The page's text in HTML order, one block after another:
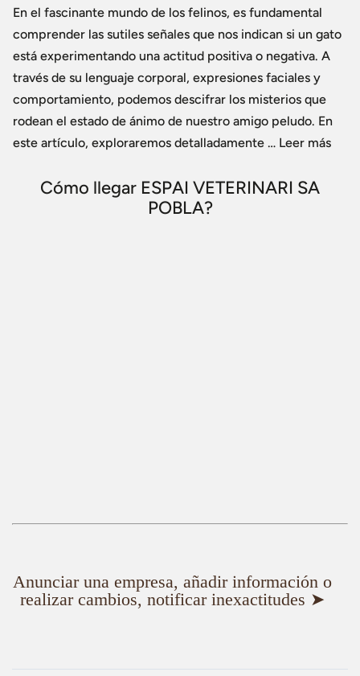
En el fascinante mundo de los felinos, es fundamental
comprender las sutiles señales que nos indican si un gato
está experimentando una actitud positiva o negativa. A
través de su lenguaje corporal, expresiones faciales y
comportamiento, podemos descifrar los misterios que
rodean el estado de ánimo de nuestro amigo peludo. En
este artículo, exploraremos detalladamente … Leer más
Cómo llegar ESPAI VETERINARI SA
POBLA?
Anunciar una empresa, añadir información o
realizar cambios, notificar inexactitudes ➤